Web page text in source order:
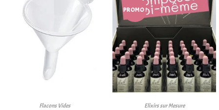
Flacons Vides
PROMO !
Elixirs sur Mesure